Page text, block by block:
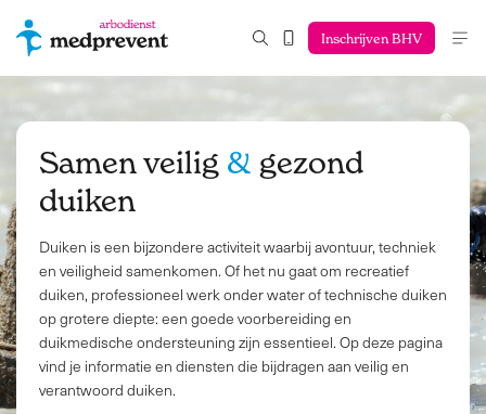
Inschrijven BHV
Samen veilig & gezond
duiken
Duiken is een bijzondere activiteit waarbij avontuur, techniek
en veiligheid samenkomen. Of het nu gaat om recreatief
duiken, professioneel werk onder water of technische duiken
op grotere diepte: een goede voorbereiding en
duikmedische ondersteuning zijn essentieel. Op deze pagina
vind je informatie en diensten die bijdragen aan veilig en
verantwoord duiken.